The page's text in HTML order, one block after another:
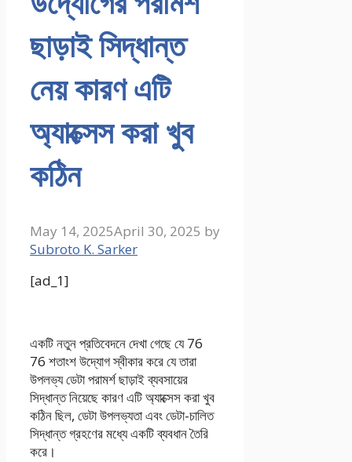
ছাড়াই সিদ্ধান্ত
নেয় কারণ এটি
অ্যাক্সেস করা খুব
কঠিন
May 14, 2025April 30, 2025 by
Subroto K. Sarker
[ad_1]
একটি নতুন প্রতিবেদনে দেখা গেছে যে 76
76 শতাংশ উদ্যোগ স্বীকার করে যে তারা
উপলভ্য ডেটা পরামর্শ ছাড়াই ব্যবসায়ের
সিদ্ধান্ত নিয়েছে কারণ এটি অ্যাক্সেস করা খুব
কঠিন ছিল, ডেটা উপলভ্যতা এবং ডেটা-চালিত
সিদ্ধান্ত গ্রহণের মধ্যে একটি ব্যবধান তৈরি
করে।